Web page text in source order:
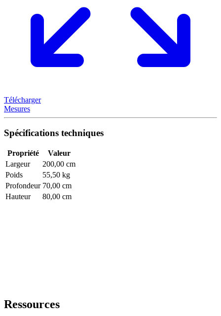
Télécharger
Mesures
Spécifications techniques
Propriété
Valeur
Largeur
200,00 cm
Poids
55,50 kg
Profondeur 70,00 cm
Hauteur
80,00 cm
Ressources